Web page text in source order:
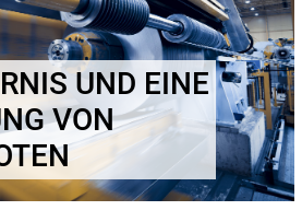
UND EINE
VON